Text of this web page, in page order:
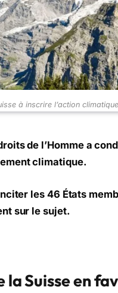
à inscrire l’action
de l’Homme a
climatique.
les 46 États
sur le sujet.
la Suisse en